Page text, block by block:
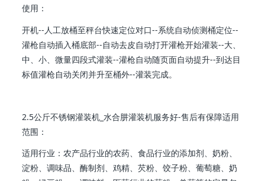
使用：
开机--人工放桶至秤台快速定位对口--系统自动侦测桶定位--
灌枪自动插入桶底部--自动去皮自动打开灌枪开始灌装--大、
中、小、微量四段式灌装--灌枪自动随页面自动提升--到达目
标值灌枪自动关闭并升至桶外--灌装完成。
2.5公斤不锈钢灌装机_水合肼灌装机服务好-售后有保障适用
范围：
适用行业：农产品行业的农药、食品行业的添加剂、奶粉、
淀粉、调味品、酶制剂、鸡精、芡粉、饺子粉、葡萄糖、奶